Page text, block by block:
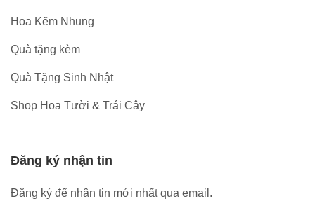
Hoa Kẽm Nhung
Quà tặng kèm
Quà Tặng Sinh Nhật
Shop Hoa Tười & Trái Cây
Đăng ký nhận tin
Đăng ký để nhận tin mới nhất qua email.